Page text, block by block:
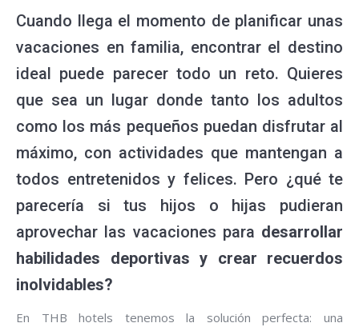
Cuando llega el momento de planificar unas
vacaciones en familia, encontrar el destino
ideal puede parecer todo un reto. Quieres
que sea un lugar donde tanto los adultos
como los más pequeños puedan disfrutar al
máximo, con actividades que mantengan a
todos entretenidos y felices. Pero ¿qué te
parecería si tus hijos o hijas pudieran
aprovechar las vacaciones para desarrollar
habilidades deportivas y crear recuerdos
inolvidables?
En THB hotels tenemos la solución perfecta: una